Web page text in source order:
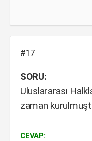
#17
SORU:
Uluslararası
zaman
CEVAP: